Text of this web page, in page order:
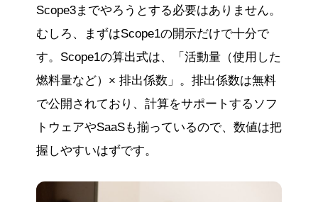
Scope3までやろうとする必要はありません。
むしろ、まずはScope1の開示だけで十分で
す。Scope1の算出式は、「活動量（使用した
燃料量など）× 排出係数」。排出係数は無料
で公開されており、計算をサポートするソフ
トウェアやSaaSも揃っているので、数値は把
握しやすいはずです。